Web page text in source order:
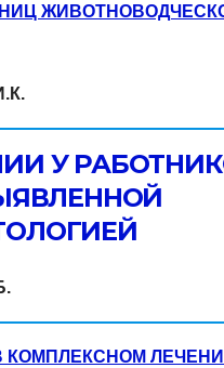
У
КОМПЛЕКСНОМ